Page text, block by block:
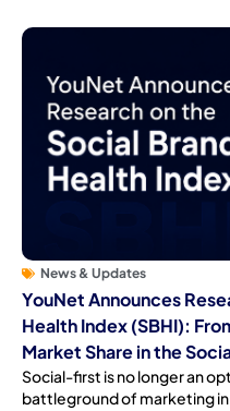
News & Updates
YouNet Announces
Health Index (SBHI):
Market Share in the
Social-first is no longer an
battleground of marketing in